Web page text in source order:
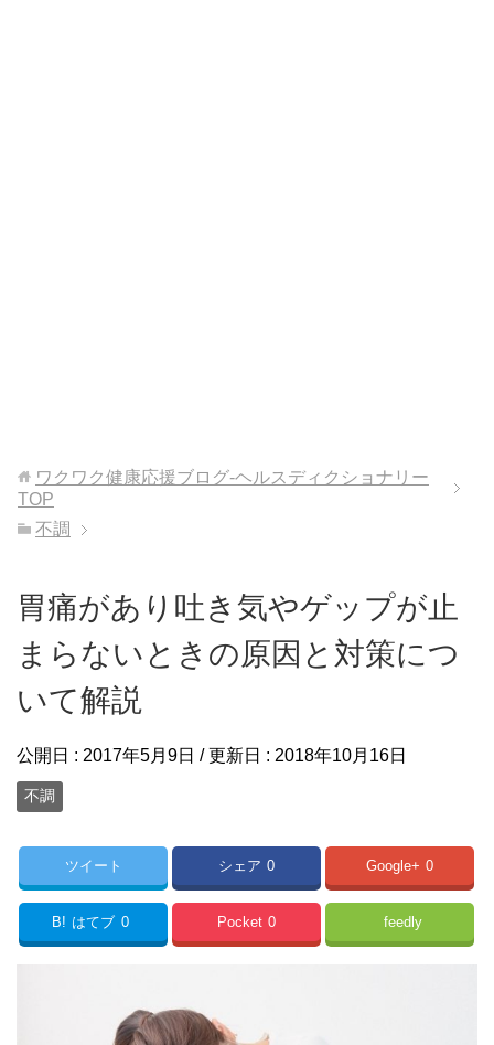
ワクワク健康応援ブログ-ヘルスディクショナリー
TOP
不調
胃痛があり吐き気やゲップが止
まらないときの原因と対策につ
いて解説
公開日 : 2017年5月9日 / 更新日 : 2018年10月16日
不調
ツイート シェア 0 Google+ 0
B! はてブ 0 Pocket 0 feedly